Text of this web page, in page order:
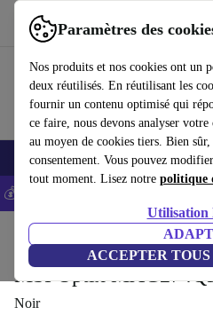
Paramètres des
Nos produits et nos cookies ont un
deux réutilisés. En réutilisant les
fournir un contenu optimisé qui
ce faire, nous devons analyser
au moyen de cookies tiers. Bien
consentement. Vous pouvez
tout moment. Lisez notre politique
Utilisation
ACCEPTER
Utilisez refurbed rapidement et facilement
Smartphones Laptops Tablettes
💰-5% EXTRA sur les iPhones –
MSI Optix
Noir